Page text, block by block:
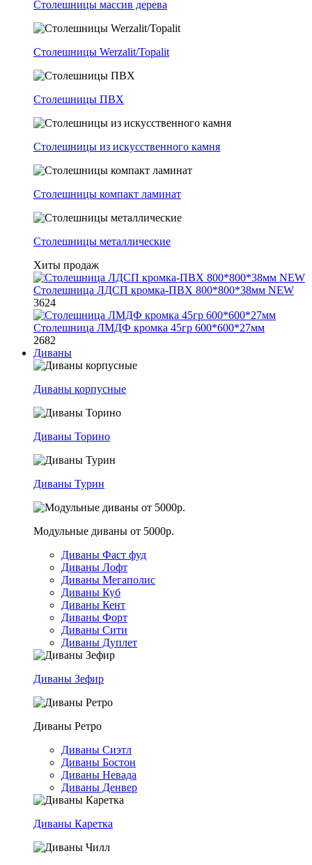
Столешницы массив дерева
Столешницы Werzalit/Topalit
Столешницы ПВХ
Столешницы из искусственного камня
Столешницы компакт ламинат
Столешницы металлические
Хиты продаж
Столешница ЛДСП кромка-ПВХ 800*800*38мм NEW
3624
Столешница ЛМДФ кромка 45гр 600*600*27мм
2682
Диваны
Диваны корпусные
Диваны Торино
Диваны Турин
Модульные диваны от 5000р.
Диваны Фаст фуд
Диваны Лофт
Диваны Мегаполис
Диваны Куб
Диваны Кент
Диваны Форт
Диваны Сити
Диваны Дуплет
Диваны Зефир
Диваны Ретро
Диваны Сиэтл
Диваны Бостон
Диваны Невада
Диваны Денвер
Диваны Каретка